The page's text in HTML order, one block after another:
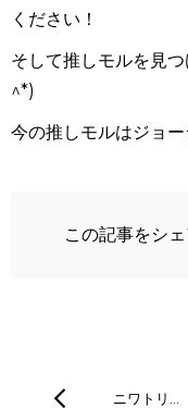
ください！
そして推しモルを見
^*)
今の推しモルはジョ
この記事をシ
ニワトリ…